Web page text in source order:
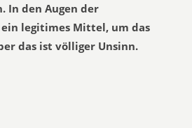
In den Augen der
legitimes Mittel, um das
das ist völliger Unsinn.